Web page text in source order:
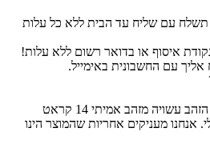
ההזמנה תשלח עם שליח עד הבית ללא כל עלות
עם החשבונית באימייל.
תכשיטי זהב – מתכת תכשיטי הזהב עשויה מזהב אמיתי 14 קראט
אנחנו מעניקים אחריות שהמוצר הינו